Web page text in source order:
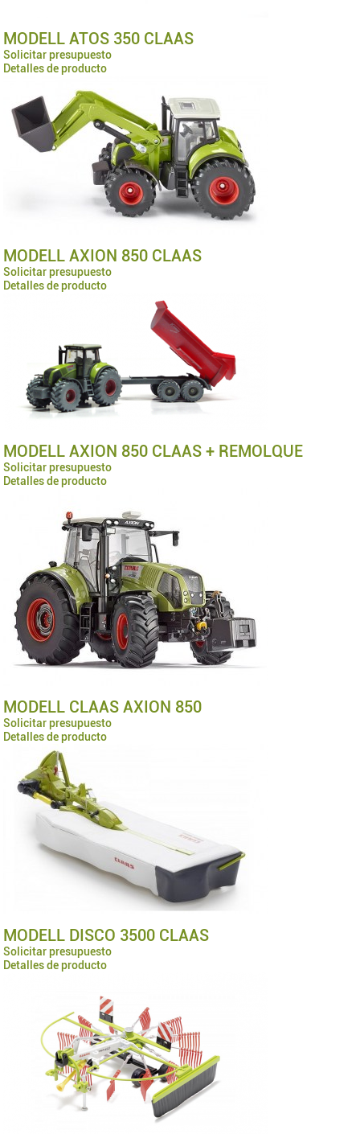
MODELL ATOS 350 CLAAS
Solicitar presupuesto
Detalles de producto
MODELL AXION 850 CLAAS
Solicitar presupuesto
Detalles de producto
MODELL AXION 850 CLAAS + REMOLQUE
Solicitar presupuesto
Detalles de producto
MODELL CLAAS AXION 850
Solicitar presupuesto
Detalles de producto
MODELL DISCO 3500 CLAAS
Solicitar presupuesto
Detalles de producto